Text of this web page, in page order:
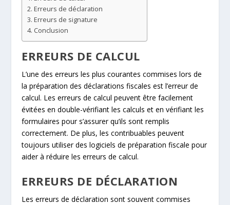
Erreurs de déclaration
Erreurs de signature
Conclusion
ERREURS DE CALCUL
L’une des erreurs les plus courantes commises lors de
la préparation des déclarations fiscales est l’erreur de
calcul. Les erreurs de calcul peuvent être facilement
évitées en double-vérifiant les calculs et en vérifiant les
formulaires pour s’assurer qu’ils sont remplis
correctement. De plus, les contribuables peuvent
toujours utiliser des logiciels de préparation fiscale pour
aider à réduire les erreurs de calcul.
ERREURS DE DÉCLARATION
Les erreurs de déclaration sont souvent commises